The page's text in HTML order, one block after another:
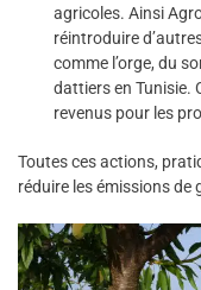
agricoles. Ainsi
réintroduire
comme l’orge, du
dattiers en Tunisie.
revenus pour les
Toutes ces actions,
réduire les émissions de